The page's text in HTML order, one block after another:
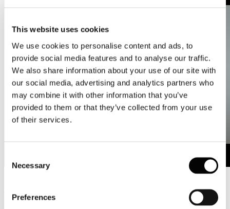
This website uses cookies
We use cookies to personalise content and ads, to
provide social media features and to analyse our traffic.
We also share information about your use of our site with
our social media, advertising and analytics partners who
may combine it with other information that you’ve
provided to them or that they’ve collected from your use
of their services.
Selection
Necessary
Preferences
alla terza edizione del Forum "L'Italia in Cantiere. Un clean
industrial deal made in Italy", la Conferenza Nazionale organizzata